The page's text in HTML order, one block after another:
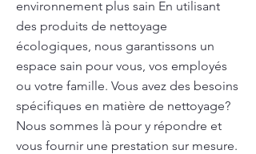
environnement plus sain En utilisant
des produits de nettoyage
écologiques, nous garantissons un
espace sain pour vous, vos employés
ou votre famille. Vous avez des besoins
spécifiques en matière de nettoyage?
Nous sommes là pour y répondre et
vous fournir une prestation sur mesure.